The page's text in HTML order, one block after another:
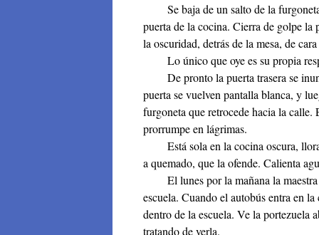
Se baja de un salto de la
puerta de la cocina. Cierra de golpe
la oscuridad, detrás de la mesa, de
Lo único que oye es su propia
De pronto la puerta trasera se
puerta se vuelven pantalla blanca, y
furgoneta que retrocede hacia la calle.
prorrumpe en lágrimas.
Está sola en la cocina oscura,
a quemado, que la ofende. Calienta
El lunes por la mañana la maestra
escuela. Cuando el autobús entra en
dentro de la escuela. Ve la portezuela
tratando de verla.